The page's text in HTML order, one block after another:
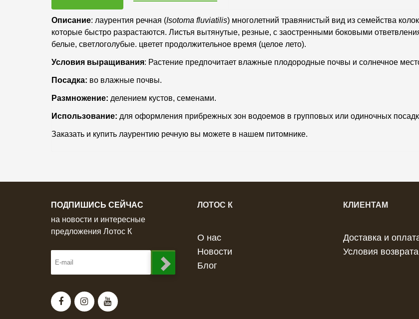
Описание: лаурентия речная (Isotoma fluviatilis) многолетний травянистый вид из семейства
которые быстро разрастаются. Листья вытянутые, резные, с заостренными боковыми
белые, светлоголубые. цветет продолжительное время (целое лето).
Условия выращивания: Растение предпочитает влажные плодородные почвы и солнечное
Посадка: во влажные почвы.
Размножение: делением кустов, семенами.
Использование: для оформления прибрежных зон водоемов в групповых или одиночных
Заказать и купить лаурентию речную вы можете в нашем питомнике.
ПОДПИШИСЬ СЕЙЧАС
на новости и интересные
предложения Лотос К
ЛОТОС К
О нас
Новости
Блог
КЛИЕНТАМ
Доставка и
Условия возврата